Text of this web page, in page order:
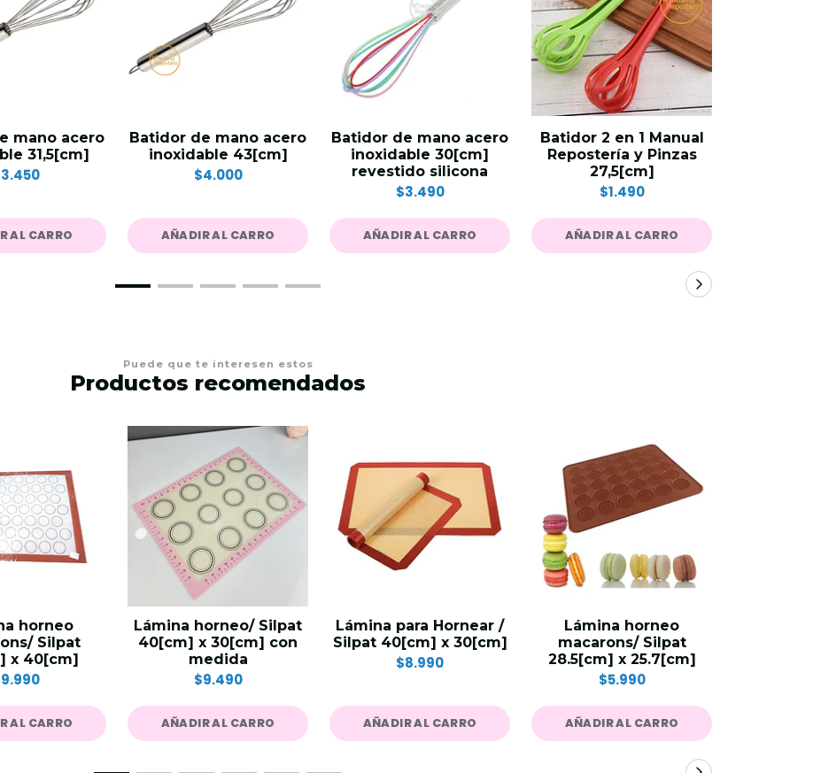
mano acero
31,5[cm]
AL CARRO
Batidor de mano acero
inoxidable 43[cm]
$4.000
AÑADIR AL CARRO
Batidor de mano acero
inoxidable 30[cm]
revestido silicona
$3.490
AÑADIR AL CARRO
Batidor 2 en 1 Manual
Repostería y Pinzas
27,5[cm]
$1.490
AÑADIR AL CARRO
Puede que te interesen estos
Productos recomendados
horneo
Silpat
x 40[cm]
AL CARRO
Lámina horneo/ Silpat
40[cm] x 30[cm] con
medida
$9.490
AÑADIR AL CARRO
Lámina para Hornear /
Silpat 40[cm] x 30[cm]
$8.990
AÑADIR AL CARRO
Lámina horneo
macarons/ Silpat
28.5[cm] x 25.7[cm]
$5.990
AÑADIR AL CARRO